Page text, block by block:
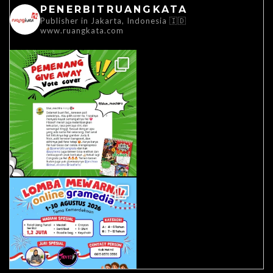
PENERBITRUANGKATA
Publisher in Jakarta, Indonesia 🇮🇩
www.ruangkata.com